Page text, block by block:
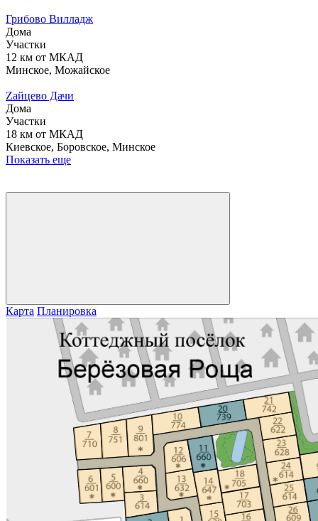
Грибово Вилладж
Дома
Участки
12 км от МКАД
Минское, Можайское
Zайцево Дачи
Дома
Участки
18 км от МКАД
Киевское, Боровское, Минское
Показать еще
Карта Планировка